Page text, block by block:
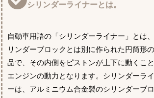
シリンダーライナーとは。
自動車用語の「シリンダーライナー」とは
リンダーブロックとは別に作られた円筒形
品で、その内側をピストンが上下に動くこ
エンジンの動力となります。シリンダーラ
ーは、アルミニウム合金製のシリンダーブ